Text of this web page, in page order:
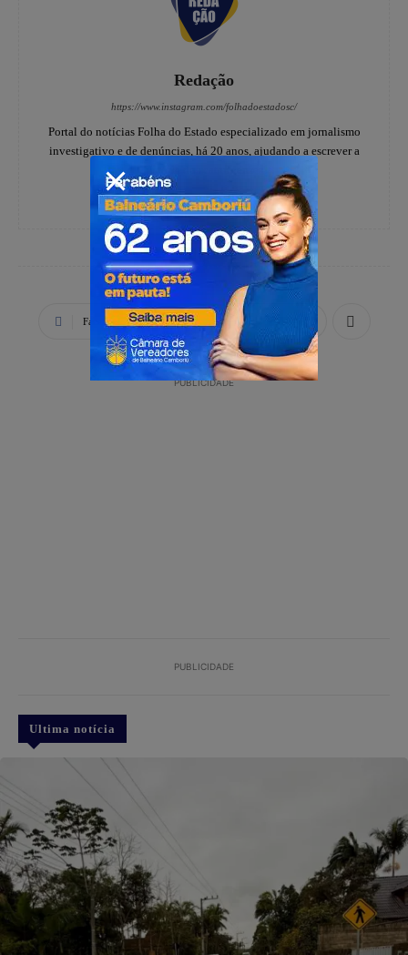
Redação
https://www.instagram.com/folhadoestadosc/
Portal do notícias Folha do Estado especializado em jornalismo
investigativo e de denúncias, há 20 anos, ajudando a escrever a
Facebook X
PUBLICIDADE
PUBLICIDADE
Ultima notícia